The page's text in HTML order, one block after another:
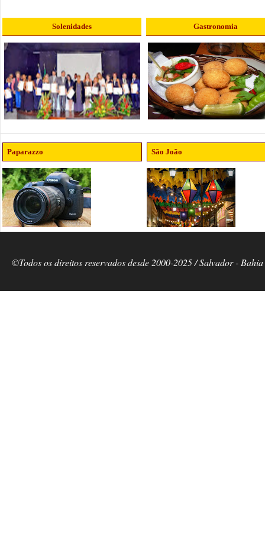
Solenidades Gastronomia
Paparazzo São João
©Todos os direitos reservados desde 2000-2025 / Salvador -